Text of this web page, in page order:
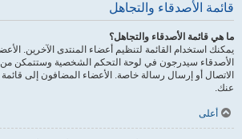
قائمة الأصدقاء والتجاهل
ما هي قائمة الأصدقاء والتجاهل؟
يمكنك استخدام القائمة لتنظيم أعضاء المنتدى الآخرين.
الأصدقاء سيدرجون في لوحة التحكم الشخصية وستتمكن من
الاتصال أو إرسال رسالة خاصة. الأعضاء المضافون إلى قائمة
عنك.
أعلى